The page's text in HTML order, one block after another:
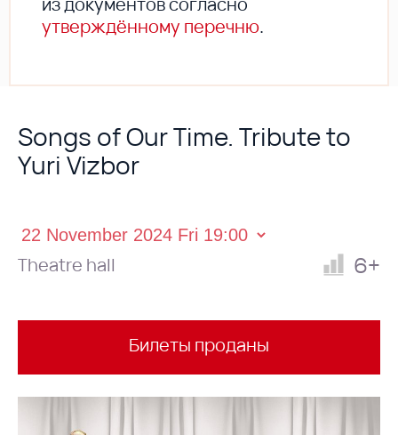
утверждённому перечню.
Songs of Our Time. Tribute to
Yuri Vizbor
Theatre hall 6+
Билеты проданы